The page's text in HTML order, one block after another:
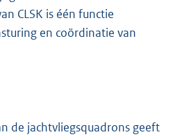
CLSK is één functie
en coördinatie van
de jachtvliegsquadrons geeft